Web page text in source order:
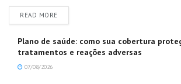
READ MOREDETAILS
Plano de saúde: como sua cobertura
tratamentos e reações adversas
07/08/2026